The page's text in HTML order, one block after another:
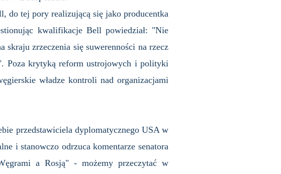
do tej pory realizującą się jako producentka
kwalifikacje Bell powiedział: "Nie
zrzeczenia się suwerenności na rzecz
Poza krytyką reform ustrojowych i polityki
władze kontroli nad organizacjami
przedstawiciela dyplomatycznego USA w
i stanowczo odrzuca komentarze senatora
a Rosją" - możemy przeczytać w